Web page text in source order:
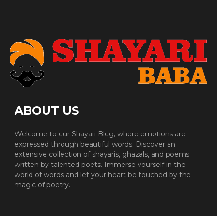
ABOUT US
Welcome to our Shayari Blog, where emotions are
expressed through beautiful words. Discover an
extensive collection of shayaris, ghazals, and poems
written by talented poets. Immerse yourself in the
world of words and let your heart be touched by the
magic of poetry.